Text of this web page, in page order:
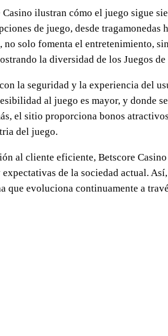
ilustran cómo el juego sigue
de juego, desde tragamonedas
solo fomenta el entretenimiento,
la diversidad de los Juegos de
la seguridad y la experiencia del
al juego es mayor, y donde
el sitio proporciona bonos
del juego.
al cliente eficiente, Betscore
de la sociedad actual.
que evoluciona continuamente a